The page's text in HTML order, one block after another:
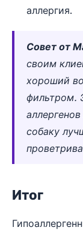
аллергия.
Совет от
своим
хороший
фильтром.
собаку
Итог